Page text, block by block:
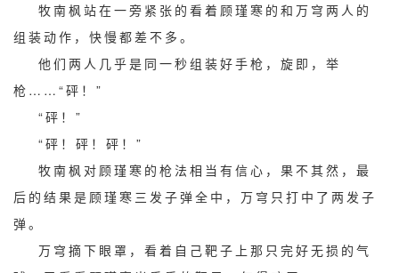
牧南枫站在一旁紧张的看着顾瑾寒的和万穹两人的
组装动作，快慢都差不多。
他们两人几乎是同一秒组装好手枪，旋即，举
枪……“砰！”
“砰！”
“砰！砰！砰！”
牧南枫对顾瑾寒的枪法相当有信心，果不其然，最
后的结果是顾瑾寒三发子弹全中，万穹只打中了两发子
弹。
万穹摘下眼罩，看着自己靶子上那只完好无损的气